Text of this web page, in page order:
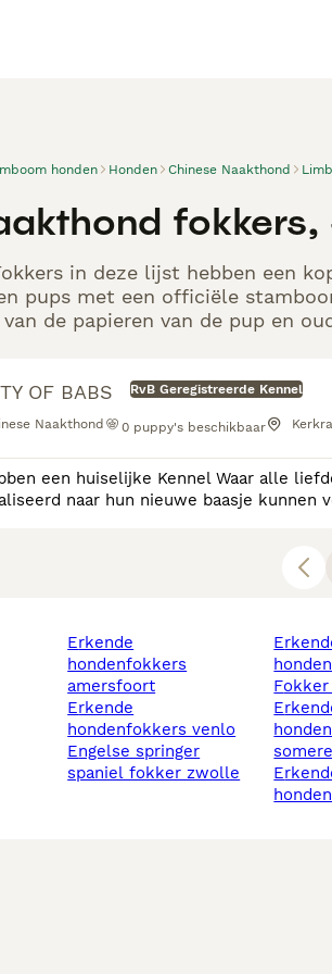
honden Honden Chinese Naakthond
fokkers,
in deze lijst hebben een
pups met een officiële
de papieren van de pup en
OF BABS RvB Geregistreerde Kennel
Naakthond 0 puppy's beschikbaar
een huiselijke Kennel Waar alle liefde en zorg
erkende
hondenfokkers
amersfoort
erkende
hondenfokkers venlo
engelse springer
spaniel fokker zwolle
erkende
erkende
erkende